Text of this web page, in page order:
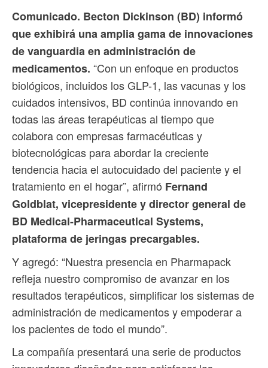
Comunicado. Becton Dickinson (BD) informó
que exhibirá una amplia gama de innovaciones
de vanguardia en administración de
medicamentos. “Con un enfoque en productos
biológicos, incluidos los GLP-1, las vacunas y los
cuidados intensivos, BD continúa innovando en
todas las áreas terapéuticas al tiempo que
colabora con empresas farmacéuticas y
biotecnológicas para abordar la creciente
tendencia hacia el autocuidado del paciente y el
tratamiento en el hogar”, afirmó Fernand
Goldblat, vicepresidente y director general de
BD Medical-Pharmaceutical Systems,
plataforma de jeringas precargables.
Y agregó: “Nuestra presencia en Pharmapack
refleja nuestro compromiso de avanzar en los
resultados terapéuticos, simplificar los sistemas de
administración de medicamentos y empoderar a
los pacientes de todo el mundo”.
La compañía presentará una serie de productos